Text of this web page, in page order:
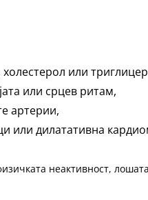
или
или срцев ритам,
артерии,
или дилатативна
неактивност,